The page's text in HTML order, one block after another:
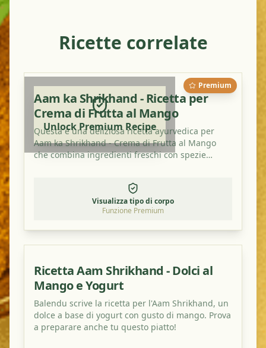
Ricette correlate
Premium
Unlock Premium Recipe
Aam ka Shrikhand - Ricetta per
Crema di Frutta al Mango
Questa è una deliziosa ricetta ayurvedica per
Aam ka Shrikhand - Crema di Frutta al Mango
che combina ingredienti freschi con spezie
Visualizza tipo di corpo
Funzione Premium
Ricetta Aam Shrikhand - Dolci al
Mango e Yogurt
Balendu scrive la ricetta per l'Aam Shrikhand, un
dolce a base di yogurt con gusto di mango. Prova
a preparare anche tu questo piatto!